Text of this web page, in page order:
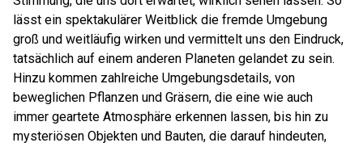
lässt ein spektakulärer Weitblick die fremde Umgebung
groß und weitläufig wirken und vermittelt uns den Eindruck,
tatsächlich auf einem anderen Planeten gelandet zu sein.
Hinzu kommen zahlreiche Umgebungsdetails, von
beweglichen Pflanzen und Gräsern, die eine wie auch
immer geartete Atmosphäre erkennen lassen, bis hin zu
mysteriösen Objekten und Bauten, die darauf hindeuten,